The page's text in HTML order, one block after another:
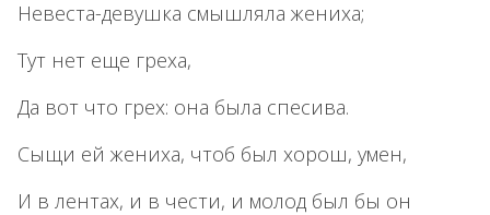
Невеста-девушка смышляла жениха;
Тут нет еще греха,
Да вот что грех: она была спесива.
Сыщи ей жениха, чтоб был хорош, умен,
И в лентах, и в чести, и молод был бы он